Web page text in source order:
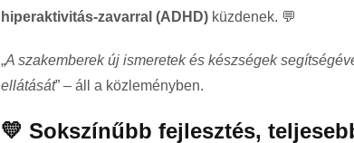
hiperaktivitás-zavarral (ADHD) küzdenek. 💬
„A szakemberek új ismeretek és készségek
ellátását” – áll a közleményben.
💛 Sokszínűbb fejlesztés,